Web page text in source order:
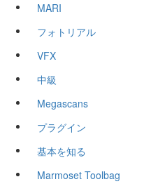
MARI
フォトリアル
VFX
中級
Megascans
プラグイン
基本を知る
Marmoset Toolbag